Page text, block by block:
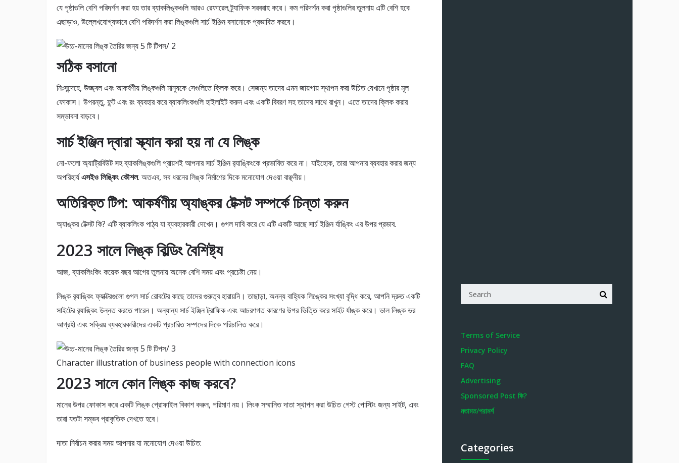
যে পৃষ্ঠাগুলি বেশি পরিদর্শন করা হয় তার ব্যাকলিঙ্কগুলি আরও রেফারেল ট্র্যাফিক সরবরাহ করে। কম পরিদর্শন করা পৃষ্ঠাগুলির তুলনায় এটি বেশি হবে৷
এছাড়াও, উল্লেখযোগ্যভাবে বেশি পরিদর্শন করা লিঙ্কগুলি সার্চ ইঞ্জিন বসানোকে প্রভাবিত করবে।
সঠিক বসানো
নিঃসন্দেহে, উজ্জ্বল এবং আকর্ষণীয় লিঙ্কগুলি মানুষকে সেগুলিতে ক্লিক করে। সেজন্য তাদের এমন জায়গায় স্থাপন করা উচিত যেখানে পৃষ্ঠার মূল
ফোকাস। উপরন্তু, ফন্ট এবং রং ব্যবহার করে ব্যাকলিংকগুলি হাইলাইট করুন এবং একটি বিবরণ সহ তাদের সাথে রাখুন। এতে তাদের ক্লিক করার
সম্ভাবনা বাড়বে।
সার্চ ইঞ্জিন দ্বারা স্ক্যান করা হয় না যে লিঙ্ক
নো-ফলো অ্যাট্রিবিউট সহ ব্যাকলিঙ্কগুলি প্রায়শই আপনার সার্চ ইঞ্জিন র‌্যাঙ্কিংকে প্রভাবিত করে না। যাইহোক, তারা আপনার ব্যবহার করার জন্য
অপরিহার্যএসইও লিঙ্কিং কৌশল. অতএব, সব ধরনের লিঙ্ক নির্মাণের দিকে মনোযোগ দেওয়া বাঞ্ছনীয়।
অতিরিক্ত টিপ: আকর্ষণীয় অ্যাঙ্কর টেক্সট সম্পর্কে চিন্তা করুন
অ্যাঙ্কর টেক্সট কি? এটি ব্যাকলিংক পাঠ্য যা ব্যবহারকারী দেখেন। গুগল দাবি করে যে এটি একটি আছে সার্চ ইঞ্জিন র্যাঙ্কিং এর উপর প্রভাব.
2023 সালে লিঙ্ক বিল্ডিং বৈশিষ্ট্য
আজ, ব্যাকলিংকিং কয়েক বছর আগের তুলনায় অনেক বেশি সময় এবং প্রচেষ্টা নেয়।
লিঙ্ক র‌্যাঙ্কিং ফ্যাক্টরগুলো গুগল সার্চ রোবটের কাছে তাদের গুরুত্ব হারায়নি। তাছাড়া, অনন্য বাহ্যিক লিঙ্কের সংখ্যা বৃদ্ধি করে, আপনি দ্রুত একটি
সাইটের র‌্যাঙ্কিং উন্নত করতে পারেন। অন্যান্য সার্চ ইঞ্জিন ট্রাফিক এবং আচরণগত কারণের উপর ভিত্তি করে সাইট র্যাঙ্ক করে। ভাল লিঙ্ক ভর
আগ্রহী এবং সক্রিয় ব্যবহারকারীদের একটি প্রচারিত সম্পদের দিকে পরিচালিত করে।
Character illustration of business people with connection icons
2023 সালে কোন লিঙ্ক কাজ করবে?
মানের উপর ফোকাস করে একটি লিঙ্ক প্রোফাইল বিকাশ করুন, পরিমাণ নয়। লিংক সম্মানিত দাতা স্থাপন করা উচিত গেস্ট পোস্টিং জন্য সাইট, এবং
তারা যতটা সম্ভব প্রাকৃতিক দেখতে হবে।
দাতা নির্বাচন করার সময় আপনার যা মনোযোগ দেওয়া উচিত:
Terms of Service
Privacy Policy
FAQ
Advertising
Sponsored Post কি?
মতামত/পরামর্শ
Categories